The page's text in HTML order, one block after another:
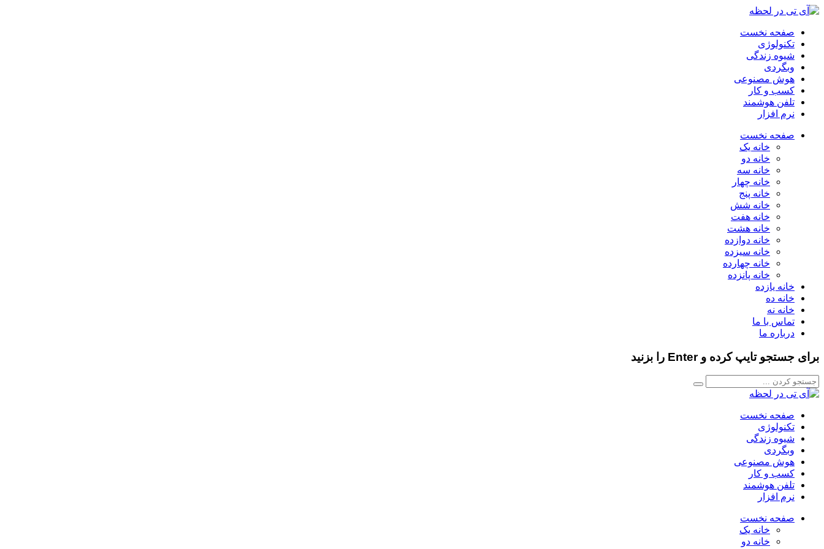
صفحه نخست
تکنولوژی
شیوه زندگی
وبگردی
هوش مصنوعی
کسب و کار
تلفن هوشمند
نرم افزار
صفحه نخست
خانه یک
خانه دو
خانه سه
خانه چهار
خانه پنج
خانه شش
خانه هفت
خانه هشت
خانه دوازده
خانه سیزده
خانه چهارده
خانه پانزده
خانه یازده
خانه ده
خانه نه
تماس با ما
درباره ما
برای جستجو تایپ کرده و Enter را بزنید
صفحه نخست
تکنولوژی
شیوه زندگی
وبگردی
هوش مصنوعی
کسب و کار
تلفن هوشمند
نرم افزار
صفحه نخست
خانه یک
خانه دو